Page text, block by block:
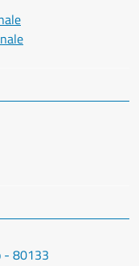
- 80133